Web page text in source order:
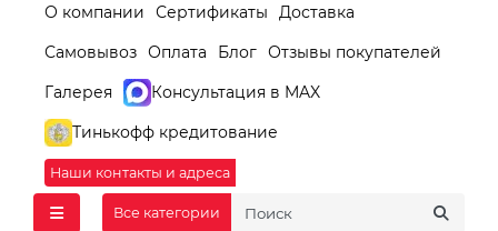
О компании Сертификаты
Доставка
Самовывоз Оплата Блог Отзывы покупателей
Галерея
Консультация в MAX
Тинькофф кредитование
Наши контакты и адреса
Все категории